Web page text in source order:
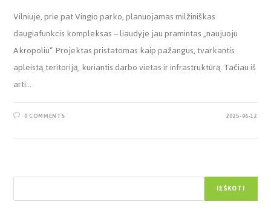
Vilniuje, prie pat Vingio parko, planuojamas milžiniškas
daugiafunkcis kompleksas – liaudyje jau pramintas „naujuoju
Akropoliu“. Projektas pristatomas kaip pažangus, tvarkantis
apleistą teritoriją, kuriantis darbo vietas ir infrastruktūrą. Tačiau iš
arti…
0 COMMENTS 2025-06-12
IEŠKOTI